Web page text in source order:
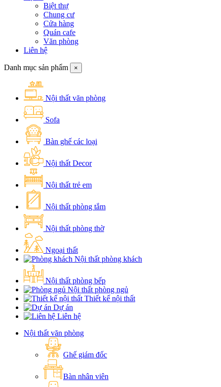
Biệt thự
Chung cư
Cửa hàng
Quán cafe
Văn phòng
Liên hệ
Danh mục sản phẩm ×
Nội thất văn phòng
Sofa
Bàn ghế các loại
Nội thất Decor
Nội thất trẻ em
Nội thất phòng tắm
Nội thất phòng thờ
Ngoại thất
Nội thất phòng khách
Nội thất phòng bếp
Nội thất phòng ngủ
Thiết kế nội thất
Dự án
Liên hệ
Nội thất văn phòng
Ghế giám đốc
Bàn nhân viên